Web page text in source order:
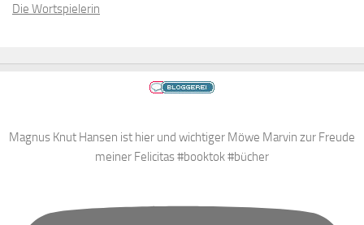
Die Wortspielerin
Magnus Knut Hansen ist hier und wichtiger Möwe Marvin zur Freude
meiner Felicitas #booktok #bücher